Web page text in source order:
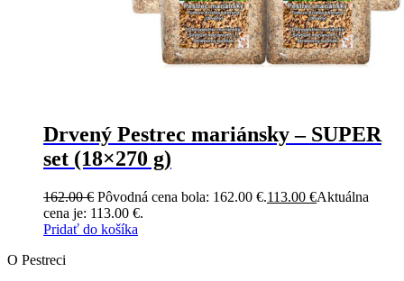
Drvený Pestrec mariánsky – SUPER
set (18×270 g)
162.00€ Pôvodná cena bola: 162.00 €.113.00 €Aktuálna
cena je: 113.00 €.
Pridať do košíka
O Pestreci